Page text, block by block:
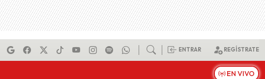
ENTRAR REGÍSTRATE
EN VIVO